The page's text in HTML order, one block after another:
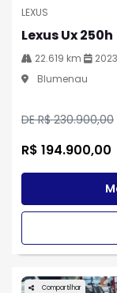
LEXUS
Lexus Ux 250h
22.619 km
Blumenau
DE R$ 230.900,00
R$ 194.900,00
Compartilhar